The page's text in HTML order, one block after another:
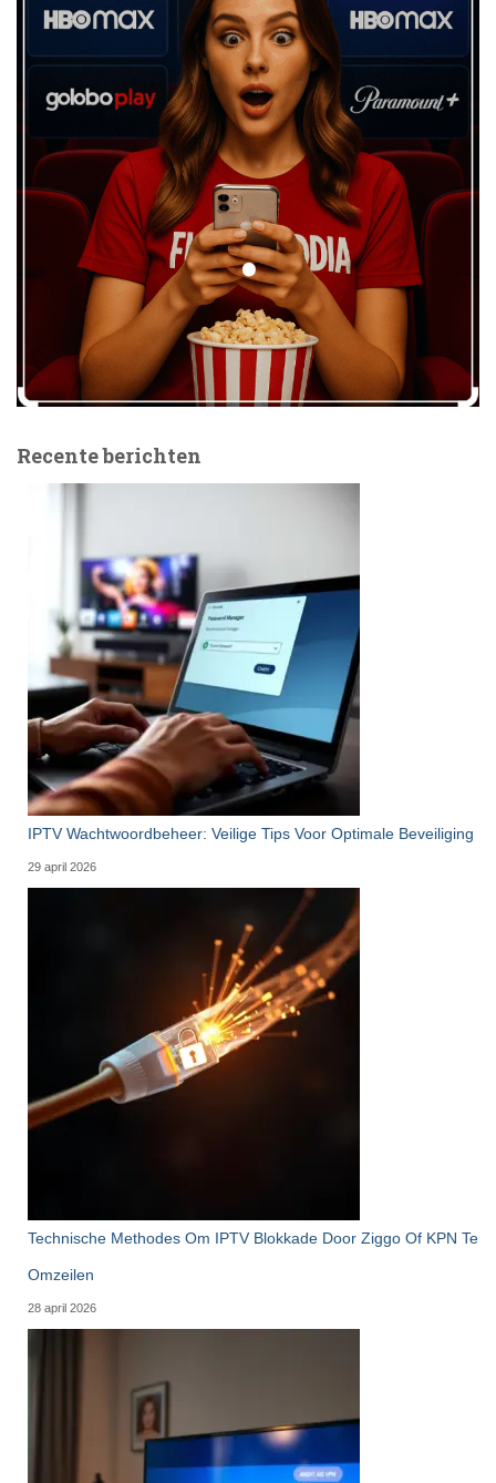
Recente berichten
IPTV Wachtwoordbeheer: Veilige Tips Voor Optimale Beveiliging
29 april 2026
Technische Methodes Om IPTV Blokkade Door Ziggo Of KPN Te
Omzeilen
28 april 2026